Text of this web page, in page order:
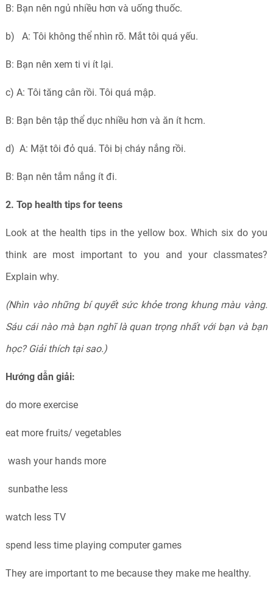
B: Bạn nên ngủ nhiều hơn và uống thuốc.
b) A: Tôi không thể nhìn rõ. Mắt tôi quá yếu.
B: Bạn nên xem ti vi ít lại.
c) A: Tôi tăng cân rồi. Tôi quá mập.
B: Bạn bên tập thể dục nhiều hơn và ăn ít hcm.
d) A: Mặt tôi đỏ quá. Tôi bị cháy nắng rồi.
B: Bạn nên tắm nắng ít đi.
2. Top health tips for teens
Look at the health tips in the yellow box. Which six do you
think are most important to you and your classmates?
Explain why.
(Nhìn vào những bí quyết sức khỏe trong khung màu vàng.
Sáu cái nào mà bạn nghĩ là quan trọng nhất với bạn và bạn
học? Giải thích tại sao.)
Hướng dẫn giải:
do more exercise
eat more fruits/ vegetables
wash your hands more
sunbathe less
watch less TV
spend less time playing computer games
They are important to me because they make me healthy.